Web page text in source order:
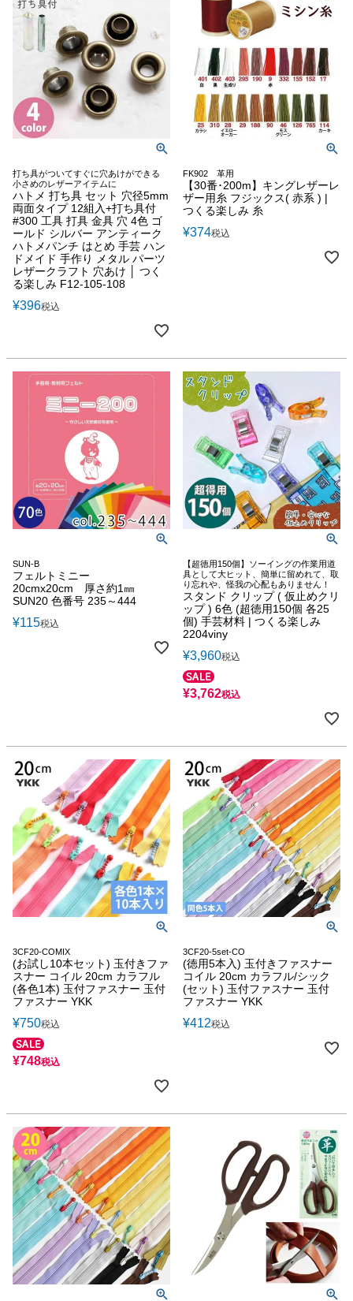
打ち具がついてすぐに穴あけができる
小さめのレザーアイテムに
ハトメ 打ち具 セット 穴径5mm
両面タイプ 12組入+打ち具付
#300 工具 打具 金具 穴 4色 ゴ
ールド シルバー アンティーク
ハトメパンチ はとめ 手芸 ハン
ドメイド 手作り メタル パーツ
レザークラフト 穴あけ │ つく
る楽しみ F12-105-108
¥396税込
FK902 革用
【30番･200m】キングレザーレ
ザー用糸 フジックス( 赤系 ) |
つくる楽しみ 糸
¥374税込
SUN-B
フェルトミニー
20cmx20cm 厚さ約1㎜
SUN20 色番号 235～444
¥115税込
【超徳用150個】ソーイングの作業用道
具として大ヒット、簡単に留めれて、取
り忘れや、怪我の心配もありません！
スタンド クリップ ( 仮止めクリ
ップ ) 6色 (超徳用150個 各25
個) 手芸材料 | つくる楽しみ
2204viny
¥3,960税込
¥3,762税込
3CF20-COMIX
(お試し10本セット) 玉付きファ
スナー コイル 20cm カラフル
(各色1本) 玉付ファスナー 玉付
ファスナー YKK
¥750税込
¥748税込
3CF20-5set-CO
(徳用5本入) 玉付きファスナー
コイル 20cm カラフル/シック
(セット) 玉付ファスナー 玉付
ファスナー YKK
¥412税込